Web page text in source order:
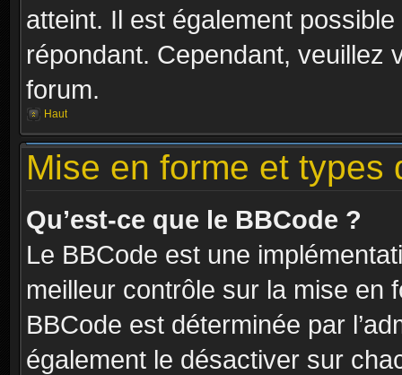
atteint. Il est également
répondant. Cependant, veuillez
forum.
Haut
Mise en forme et types
Qu’est-ce que le BBCode ?
Le BBCode est une
meilleur contrôle sur la mise en
BBCode est déterminée par
également le désactiver sur